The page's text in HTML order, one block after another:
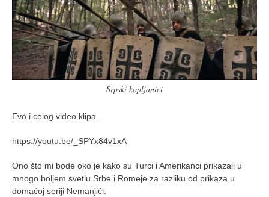
Srpski kopljanici
Evo i celog video klipa.
https://youtu.be/_SPYx84v1xA
Ono što mi bode oko je kako su Turci i Amerikanci prikazali u
mnogo boljem svetlu Srbe i Romeje za razliku od prikaza u
domaćoj seriji Nemanjići.